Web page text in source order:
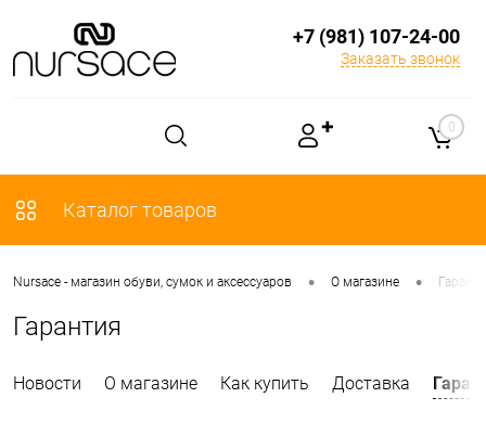
+7 (981) 107-24-00
Заказать звонок
✚ 0
Каталог товаров
Nursace - магазин обуви, сумок и аксессуаров • О магазине •
Гарантия
Новости О магазине Как купить Доставка